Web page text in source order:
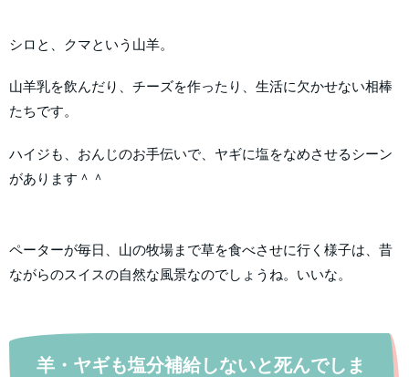
シロと、クマという山羊。
山羊乳を飲んだり、チーズを作ったり、生活に欠かせない相棒
たちです。
ハイジも、おんじのお手伝いで、ヤギに塩をなめさせるシーン
があります＾＾
ペーターが毎日、山の牧場まで草を食べさせに行く様子は、昔
ながらのスイスの自然な風景なのでしょうね。いいな。
羊・ヤギも塩分補給しないと死んでしま